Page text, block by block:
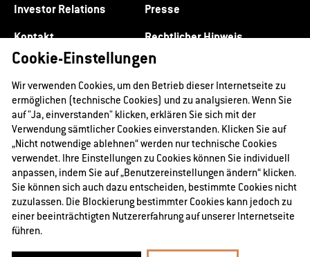
Investor Relations
Presse
Kontakt
Rechtlicher Hinweis
Datenschutz
Impressum
Cookie-Einstellungen
Wir verwenden Cookies, um den Betrieb dieser Internetseite zu
ermöglichen (technische Cookies) und zu analysieren. Wenn Sie
auf "Ja, einverstanden" klicken, erklären Sie sich mit der
Verwendung sämtlicher Cookies einverstanden. Klicken Sie auf
„Nicht notwendige ablehnen“ werden nur technische Cookies
verwendet. Ihre Einstellungen zu Cookies können Sie individuell
anpassen, indem Sie auf „Benutzereinstellungen ändern“ klicken.
Sie können sich auch dazu entscheiden, bestimmte Cookies nicht
zuzulassen. Die Blockierung bestimmter Cookies kann jedoch zu
einer beeinträchtigten Nutzererfahrung auf unserer Internetseite
führen.